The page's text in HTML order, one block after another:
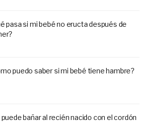
pasa si mi bebé no eructa después de
puedo saber si mi bebé tiene hambre?
puede bañar al recién nacido con el cordón